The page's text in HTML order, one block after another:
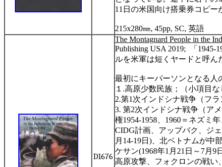
11 日の米国向け搭乗券コピー
215x280㎜, 45pp, SC, 英語
D1676
The Montagnard People in the
Publishing USA 2019;
「 1945-
ルを米軍は短くヤードと呼
最初にキーパーソンとなる人
１ .高原少数民族；（小項目な
2.第1 次インドシナ戦争（フ
3. 第2次インドシナ戦争（ア
権1954-1958 1960 ＝ネズミ
CIDG計画、アップバク、ジ
月 14-19日 ) 、北ベトナムが中
ケサン(1968年1 月 21 日～ 7月 9
高原攻撃、フォクロンの戦い